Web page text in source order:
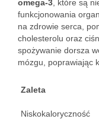
omega-3 , które są
funkcjonowania
na zdrowie serca,
cholesterolu oraz
spożywanie dorsza
mózgu, poprawiając
Zaleta
Niskokaloryczność